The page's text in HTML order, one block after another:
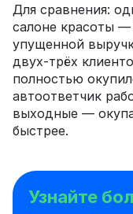
Для сравнения:
салоне красоты
упущенной
двух-трёх
полностью
автоответчик
выходные —
быстрее.
Узнайте